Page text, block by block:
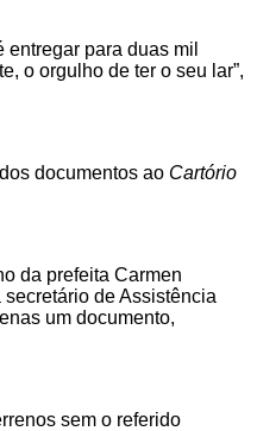
para duas mil
o orgulho de ter o seu lar”,
documentos ao Cartório
da prefeita Carmen
de Assistência
um documento,
sem o referido